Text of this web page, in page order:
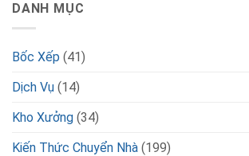
DANH MỤC
Bốc Xếp (41)
Dịch Vụ (14)
Kho Xưởng (34)
Kiến Thức Chuyển Nhà (199)